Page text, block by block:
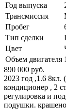
Год выпуска
Трансмиссия
Пробег
Тип сделки
Цвет
Объем двигателя
890 000 руб.
2023 год ,1.6 8кл.
кондиционер , 2
регулировка и
подушки.